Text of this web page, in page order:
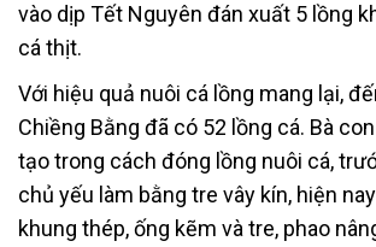
vào dịp Tết Nguyên đán xuất 5 lồng
cá thịt.
Với hiệu quả nuôi cá lồng mang lại,
Chiềng Bằng đã có 52 lồng cá. Bà
tạo trong cách đóng lồng nuôi cá,
chủ yếu làm bằng tre vây kín, hiện
khung thép, ống kẽm và tre, phao